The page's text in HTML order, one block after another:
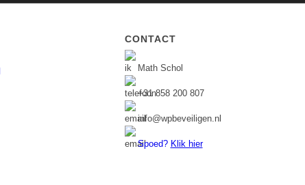
CONTACT
Math Schol
+31 858 200 807
info@wpbeveiligen.nl
Spoed? Klik hier